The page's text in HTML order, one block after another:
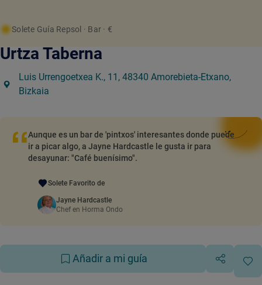
Solete Guía Repsol · Bar · €
Urtza Taberna
Luis Urrengoetxea K., 11, 48340 Amorebieta-Etxano,
Bizkaia
Aunque es un bar de 'pintxos' interesantes donde puede
ir a picar algo, a Jayne Hardcastle le gusta ir para
desayunar: "Café buenísimo".
Solete Favorito de
Jayne Hardcastle
Chef en Horma Ondo
Añadir a mi guía